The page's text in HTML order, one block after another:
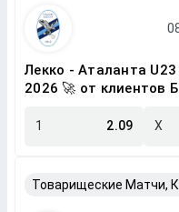
Лекко - Аталанта
2026 🚀 от клиентов
1 2.09 X